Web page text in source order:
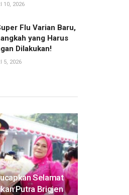
10, 2026
Flu Varian Baru,
yang Harus
Dilakukan!
5, 2026
Selamat
Putra Brigjen